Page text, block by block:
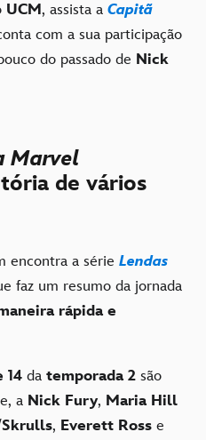
UCM, assista a Capitã
com a sua participação
do passado de Nick
Marvel
de vários
encontra a série Lendas
faz um resumo da jornada
rápida e
14 da temporada 2 são
a Nick Fury, Maria Hill
Skrulls, Everett Ross e